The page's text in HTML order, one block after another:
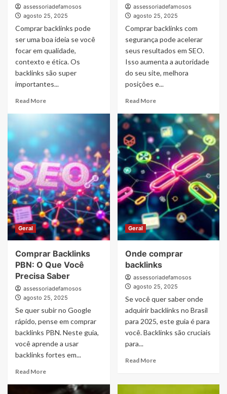
assessoriadefamosos
agosto 25, 2025
Comprar backlinks pode
ser uma boa ideia se você
focar em qualidade,
contexto e ética. Os
backlinks são super
importantes...
Read MoreRead
a
pena
comprar
backlinks
assessoriadefamosos
agosto 25, 2025
Comprar backlinks com
segurança pode acelerar
seus resultados em SEO.
Isso aumenta a autoridade
do seu site, melhora
posições e...
Read MoreRead
about
Como
Comprar
Backlinks
Geral
Comprar Backlinks
PBN: O Que Você
Precisa Saber
assessoriadefamosos
agosto 25, 2025
Se quer subir no Google
rápido, pense em comprar
backlinks PBN. Neste guia,
você aprende a usar
backlinks fortes em...
Read MoreRead
about
Geral
Onde comprar
backlinks
assessoriadefamosos
agosto 25, 2025
Se você quer saber onde
adquirir backlinks no Brasil
para 2025, este guia é para
você. Backlinks são cruciais
para...
Read MoreRead